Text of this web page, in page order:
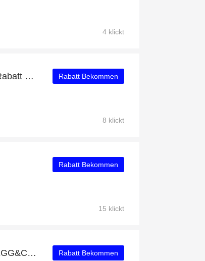
4 klickt
Bis zu 60% Rabatt für Studenten plus 5% Rabatt auf FENDI Rabatt Bekommen
8 klickt
Rabatt Bekommen
15 klickt
Erhalten Sie 54% Rabatt + Clearance + BEGG&CO Rabatte Rabatt Bekommen